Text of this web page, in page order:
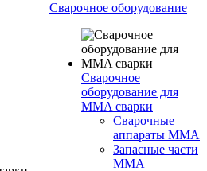
Сварочное оборудование
Сварочное
оборудование для
MMA сварки
Сварочные
аппараты MMA
Запасные части
MMA